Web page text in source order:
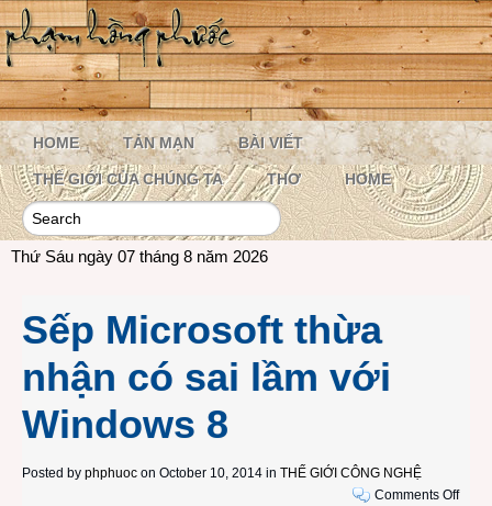
HOME TẢN MẠN BÀI VIẾT
THẾ GIỚI CỦA CHÚNG TA THƠ HOME
Thứ Sáu ngày 07 tháng 8 năm 2026
Sếp Microsoft thừa
nhận có sai lầm với
Windows 8
Posted by phphuoc on October 10, 2014 in THẾ GIỚI CÔNG NGHỆ
Comments Offon